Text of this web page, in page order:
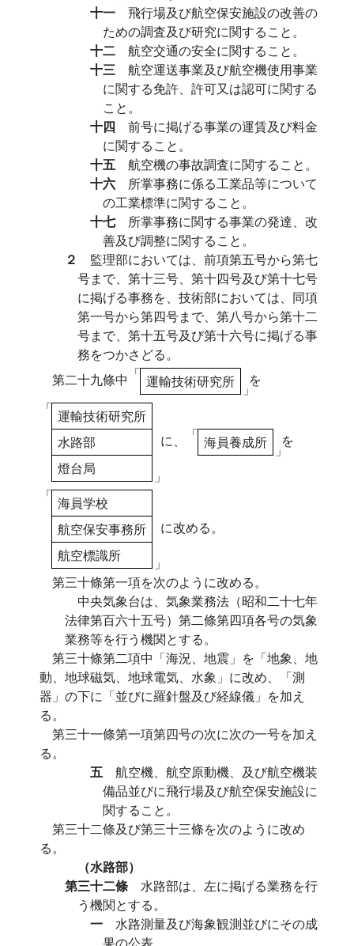
十一 飛行場及び航空保安施設の改善の
ための調査及び研究に関すること。
十二 航空交通の安全に関すること。
十三 航空運送事業及び航空機使用事業
に関する免許、許可又は認可に関する
こと。
十四 前号に掲げる事業の運賃及び料金
に関すること。
十五 航空機の事故調査に関すること。
十六 所掌事務に係る工業品等について
の工業標準に関すること。
十七 所掌事務に関する事業の発達、改
善及び調整に関すること。
２ 監理部においては、前項第五号から第七
号まで、第十三号、第十四号及び第十七号
に掲げる事務を、技術部においては、同項
第一号から第四号まで、第八号から第十二
号まで、第十五号及び第十六号に掲げる事
務をつかさどる。
第二十九條中 「 運輸技術研究所 」
を
「 運輸技術研究所
水路部
燈台局
」
に、 「 海員養成所 」
を
「 海員学校
航空保安事務所
航空標識所
」
に改める。
第三十條第一項を次のように改める。
中央気象台は、気象業務法（昭和二十七年
法律第百六十五号）第二條第四項各号の気象
業務等を行う機関とする。
第三十條第二項中「海況、地震」を「地象、地
動、地球磁気、地球電気、水象」に改め、「測
器」の下に「並びに羅針盤及び経線儀」を加え
る。
第三十一條第一項第四号の次に次の一号を加え
る。
五 航空機、航空原動機、及び航空機装
備品並びに飛行場及び航空保安施設に
関すること。
第三十二條及び第三十三條を次のように改め
る。
（水路部）
第三十二條 水路部は、左に掲げる業務を行
う機関とする。
一 水路測量及び海象観測並びにその成